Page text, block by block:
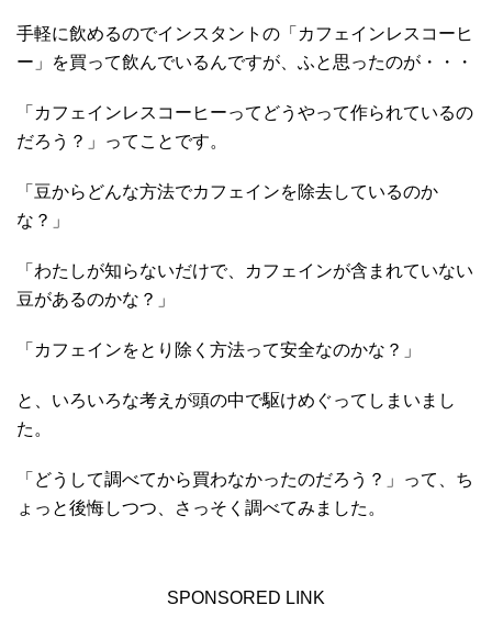
手軽に飲めるのでインスタントの「カフェインレスコーヒ
ー」を買って飲んでいるんですが、ふと思ったのが・・・
「カフェインレスコーヒーってどうやって作られているの
だろう？」ってことです。
「豆からどんな方法でカフェインを除去しているのか
な？」
「わたしが知らないだけで、カフェインが含まれていない
豆があるのかな？」
「カフェインをとり除く方法って安全なのかな？」
と、いろいろな考えが頭の中で駆けめぐってしまいまし
た。
「どうして調べてから買わなかったのだろう？」って、ち
ょっと後悔しつつ、さっそく調べてみました。
SPONSORED LINK